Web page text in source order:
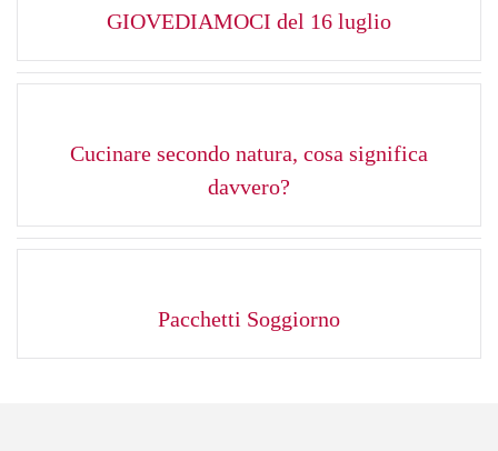
GIOVEDIAMOCI del 16 luglio
Cucinare secondo natura, cosa significa
davvero?
Pacchetti Soggiorno